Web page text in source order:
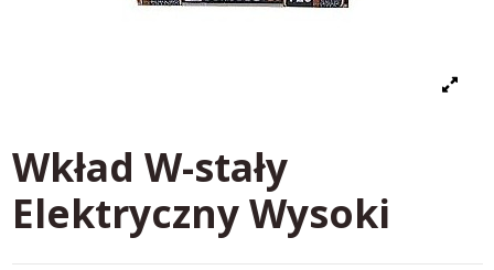
Wkład W-stały
Elektryczny Wysoki